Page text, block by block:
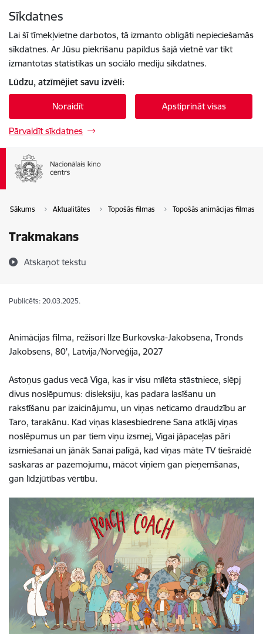
Sīkdatnes
Lai šī tīmekļvietne darbotos, tā izmanto obligāti nepieciešamās
sīkdatnes. Ar Jūsu piekrišanu papildus šajā vietnē var tikt
izmantotas statistikas un sociālo mediju sīkdatnes.
Lūdzu, atzīmējiet savu izvēli:
Noraidīt Apstiprināt visas
Pārvaldīt sīkdatnes
Sākums Aktualitātes Topošās filmas Topošās animācijas filmas
Trakmakans
Atskaņot tekstu
Publicēts: 20.03.2025.
Animācijas filma, režisori Ilze Burkovska-Jakobsena, Tronds
Jakobsens, 80', Latvija/Norvēģija, 2027
Astoņus gadus vecā Viga, kas ir visu mīlēta stāstniece, slēpj
divus noslēpumus: disleksiju, kas padara lasīšanu un
rakstīšanu par izaicinājumu, un viņas neticamo draudzību ar
Taro, tarakānu. Kad viņas klasesbiedrene Sana atklāj viņas
noslēpumus un par tiem viņu izsmej, Vigai jāpaceļas pāri
izsmiešanai un jānāk Sanai palīgā, kad viņas māte TV tiešraidē
saskaras ar pazemojumu, mācot viņiem gan pieņemšanas,
gan līdzjūtības vērtību.